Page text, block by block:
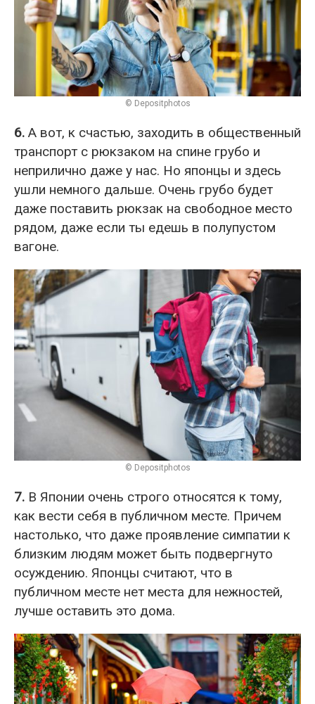
© Depositphotos
6. А вот, к счастью, заходить в общественный
транспорт с рюкзаком на спине грубо и
неприлично даже у нас. Но японцы и здесь
ушли немного дальше. Очень грубо будет
даже поставить рюкзак на свободное место
рядом, даже если ты едешь в полупустом
вагоне.
© Depositphotos
7. В Японии очень строго относятся к тому,
как вести себя в публичном месте. Причем
настолько, что даже проявление симпатии к
близким людям может быть подвергнуто
осуждению. Японцы считают, что в
публичном месте нет места для нежностей,
лучше оставить это дома.